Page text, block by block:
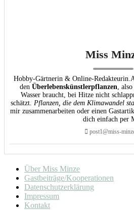
Miss
Hobby-Gärtnerin & Online-
den Überlebenskünstlerpflanzen ,
Wasser braucht, bei Hitze nicht
schätzt. Pflanzen, die dem Klimawandel
mir zusammenarbeiten oder einen
dich einfach per
post1@miss-
Über Miss Minze
Gastbeiträge/Kooperationen
Datenschutzerklärung
Impressum
Kontakt